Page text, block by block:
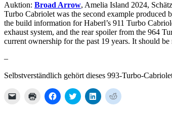
Auktion: Broad Arrow, Amelia Island 2024,
Turbo Cabriolet was the second example
the build information for Haberl’s 911 Turbo
exhaust system, and the rear spoiler from the 964
current ownership for the past 19 years. It should
–
Selbstverständlich gehört dieses 993-Turbo-
Klicken, Klicken
zum
Klick,
um
Klick,
um
Klick,
um
Klick,
um